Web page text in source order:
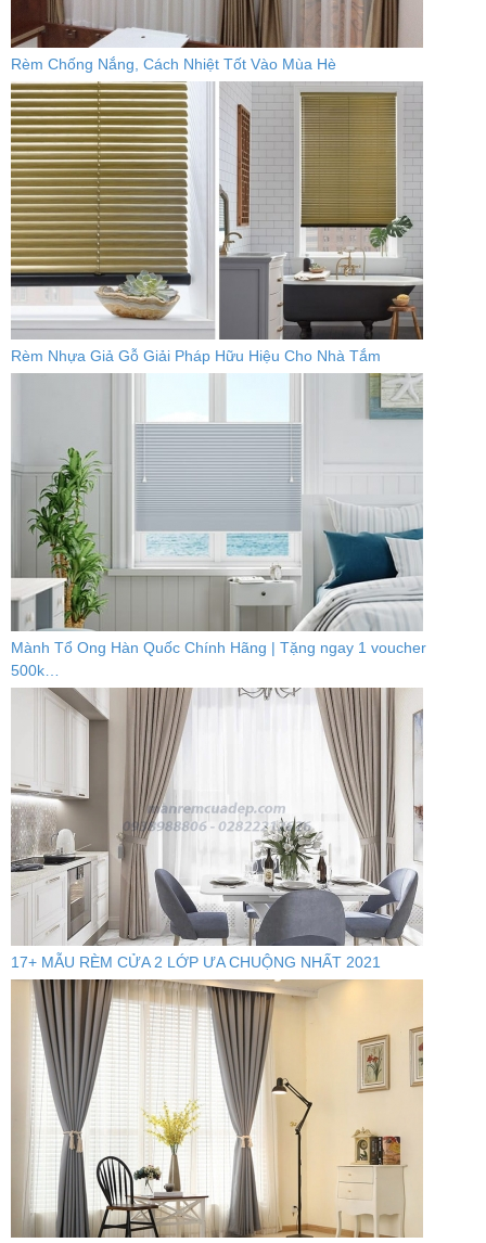
Rèm Chống Nắng, Cách Nhiệt Tốt Vào Mùa Hè
Rèm Nhựa Giả Gỗ Giải Pháp Hữu Hiệu Cho Nhà Tắm
Mành Tổ Ong Hàn Quốc Chính Hãng | Tặng ngay 1 voucher
500k…
17+ MẪU RÈM CỬA 2 LỚP ƯA CHUỘNG NHẤT 2021